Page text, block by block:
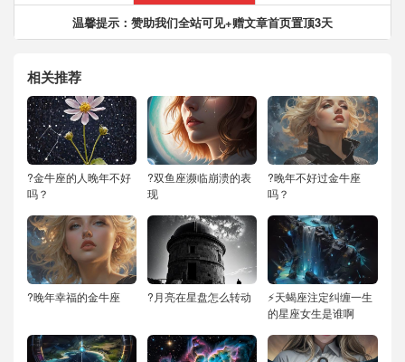
温馨提示：赞助我们全站可见+赠文章首页置顶3天
相关推荐
?金牛座的人晚年不好
吗？
?双鱼座濒临崩溃的表
现
?晚年不好过金牛座
吗？
?晚年幸福的金牛座 ?月亮在星盘怎么转动
⚡天蝎座注定纠缠一生
的星座女生是谁啊